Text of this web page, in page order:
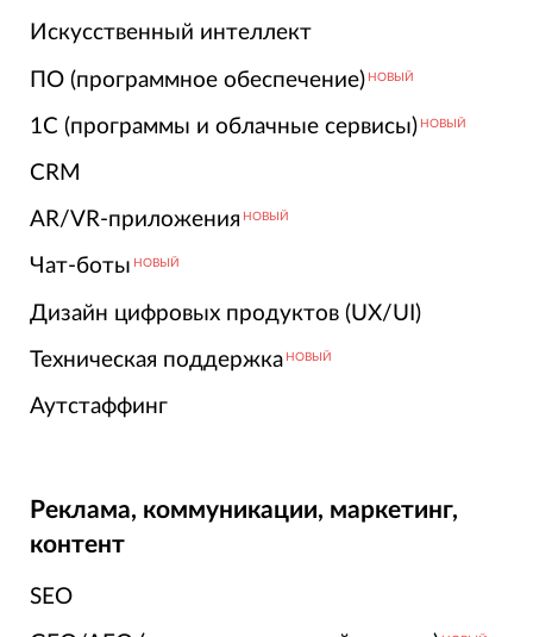
Искусственный интеллект
ПО (программное обеспечение) НОВЫЙ
1С (программы и облачные сервисы) НОВЫЙ
CRM
AR/VR-приложения НОВЫЙ
Чат-боты НОВЫЙ
Дизайн цифровых продуктов (UX/UI)
Техническая поддержка НОВЫЙ
Аутстаффинг
Реклама, коммуникации, маркетинг,
контент
SEO